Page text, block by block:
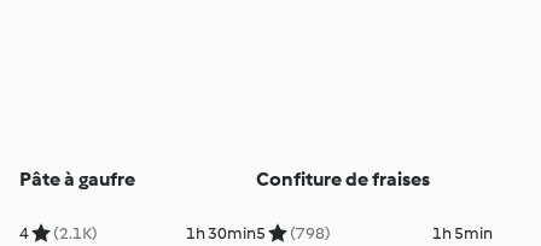
Pâte à gaufre
4 (2.1K) 1h 30min
Confiture de fraises
5 (798) 1h 5min